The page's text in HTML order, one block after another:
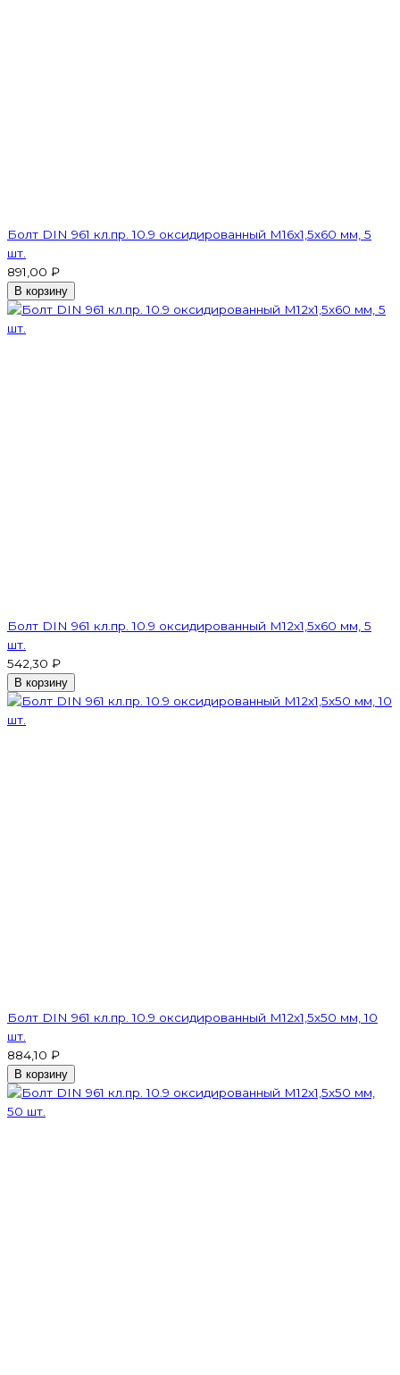
Болт DIN 961 кл.пр. 10.9 оксидированный М16х1,5х60 мм, 5
шт.
891,00 ₽
В корзину
Болт DIN 961 кл.пр. 10.9 оксидированный М12х1,5х60 мм, 5
шт.
542,30 ₽
В корзину
Болт DIN 961 кл.пр. 10.9 оксидированный М12х1,5х50 мм, 10
шт.
884,10 ₽
В корзину